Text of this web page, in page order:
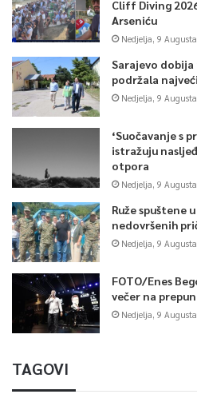
Cliff Diving
Arseniću
Nedjelja, 9
Sarajevo dobija
podržala
Nedjelja, 9
‘Suočavanje s
istražuju
otpora
Nedjelja, 9
Ruže spuštene
nedovršenih
Nedjelja, 9
FOTO/Enes
večer na
Nedjelja, 9
TAGOVI